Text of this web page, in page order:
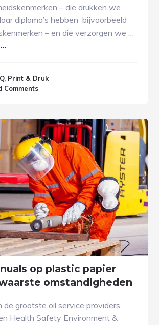
– die drukken we
diploma’s hebben bijvoorbeeld
– en die verzorgen we …
Print & Druk
Comments
op plastic papier
omstandigheden
de grootste oil service providers
Health Safety Environment &